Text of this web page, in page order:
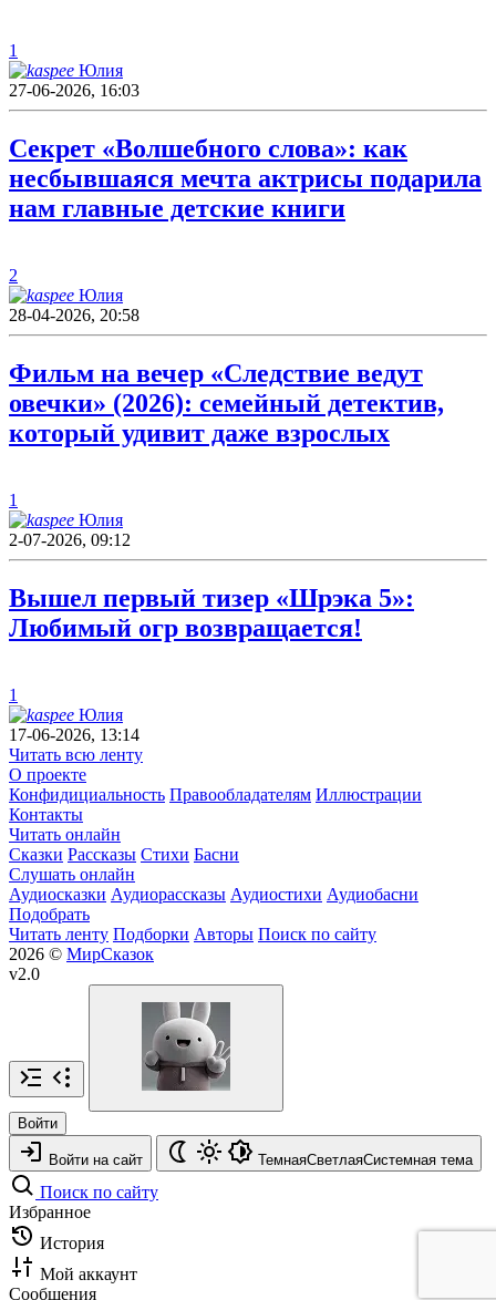
1
Юлия
27-06-2026, 16:03
Секрет «Волшебного слова»: как
несбывшаяся мечта актрисы подарила
нам главные детские книги
2
Юлия
28-04-2026, 20:58
Фильм на вечер «Следствие ведут
овечки» (2026): семейный детектив,
который удивит даже взрослых
1
Юлия
2-07-2026, 09:12
Вышел первый тизер «Шрэка 5»:
Любимый огр возвращается!
1
Юлия
17-06-2026, 13:14
Читать всю ленту
О проекте
Конфидициальность Правообладателям Иллюстрации
Контакты
Читать онлайн
Сказки Рассказы Стихи Басни
Слушать онлайн
Аудиосказки Аудиорассказы Аудиостихи Аудиобасни
Подобрать
Читать ленту Подборки Авторы Поиск по сайту
2026 © МирСказок
v2.0
Войти
Войти на сайт ТемнаяСветлаяСистемная тема
Поиск по сайту
Избранное
История
Мой аккаунт
Сообщения